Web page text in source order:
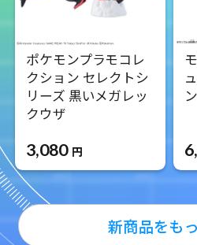
ポケモンプラモコレ
クション セレクトシ
リーズ 黒いメガレッ
クウザ
3,080 円
ン
新商品をも